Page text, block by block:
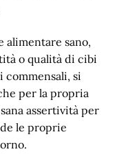
alimentare sano,
o qualità di cibi
commensali, si
per la propria
assertività per
le proprie